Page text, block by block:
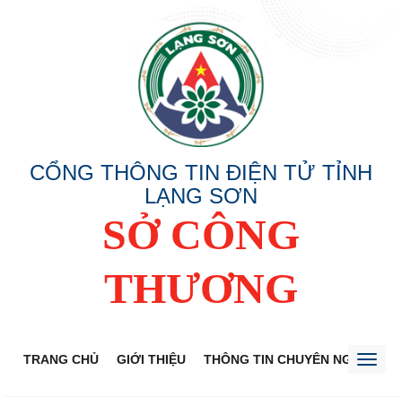
CỔNG THÔNG TIN ĐIỆN TỬ TỈNH
LẠNG SƠN
SỞ CÔNG
THƯƠNG
TRANG CHỦ GIỚI THIỆU THÔNG TIN CHUYÊN NGÀNH